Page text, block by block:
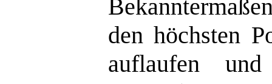
den höchsten
auflaufen